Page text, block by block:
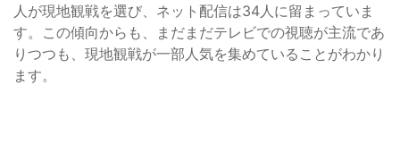
人が現地観戦を選び、ネット配信は34人に留まっていま
す。この傾向からも、まだまだテレビでの視聴が主流であ
りつつも、現地観戦が一部人気を集めていることがわかり
ます。